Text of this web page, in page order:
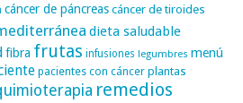
cáncer de páncreascáncer de tiroides
dieta saludable
fibra frutas infusiones legumbres menú
pacientes con cáncer plantas
remedios